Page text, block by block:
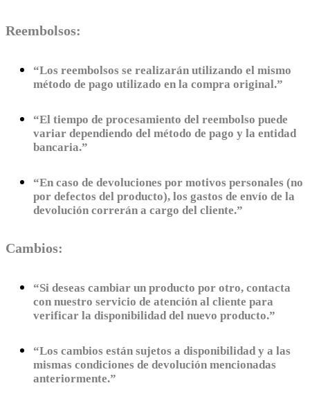
Reembolsos:
“Los reembolsos se realizarán utilizando el mismo
método de pago utilizado en la compra original.”
“El tiempo de procesamiento del reembolso puede
variar dependiendo del método de pago y la entidad
bancaria.”
“En caso de devoluciones por motivos personales (no
por defectos del producto), los gastos de envío de la
devolución correrán a cargo del cliente.”
Cambios:
“Si deseas cambiar un producto por otro, contacta
con nuestro servicio de atención al cliente para
verificar la disponibilidad del nuevo producto.”
“Los cambios están sujetos a disponibilidad y a las
mismas condiciones de devolución mencionadas
anteriormente.”